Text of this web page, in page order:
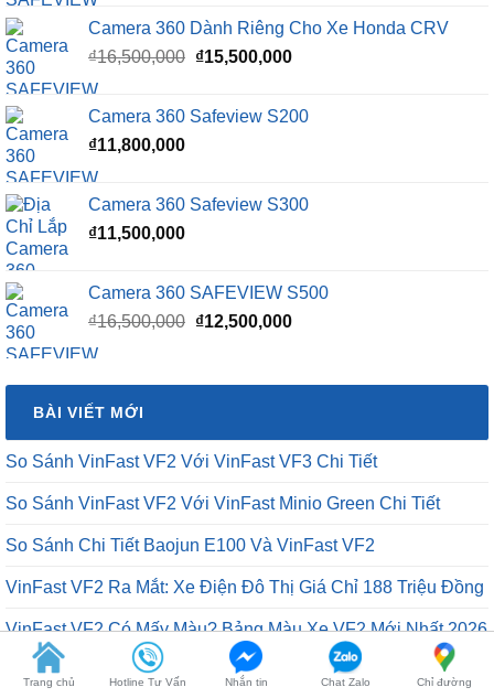
Camera 360 Dành Riêng Cho Xe Honda CRV
₫16,500,000 Giá
₫16,500,000.
₫15,500,000Giá
là:
Camera 360 Safeview S200
₫11,800,000
Camera 360 Safeview S300
₫11,500,000
Camera 360 SAFEVIEW S500
₫16,500,000 Giá
₫16,500,000.
₫12,500,000Giá
là:
BÀI VIẾT MỚI
So Sánh VinFast VF2 Với VinFast VF3 Chi Tiết
So Sánh VinFast VF2 Với VinFast Minio Green Chi Tiết
So Sánh Chi Tiết Baojun E100 Và VinFast VF2
VinFast VF2 Ra Mắt: Xe Điện Đô Thị Giá Chỉ 188 Triệu Đồng
VinFast VF2 Có Mấy Màu? Bảng Màu Xe VF2 Mới Nhất 2026
Trang chủ Hotline Tư Vấn Nhắn tin Chat Zalo Chỉ đường